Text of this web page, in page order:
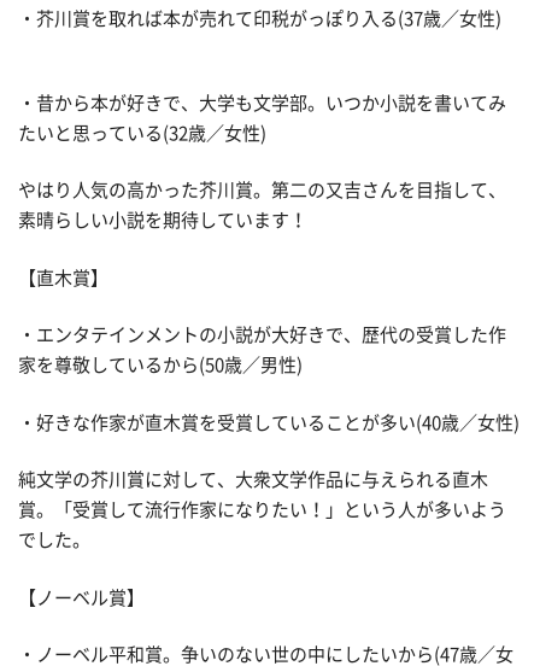
・芥川賞を取れば本が売れて印税がっぽり入る(37歳／女性)
・昔から本が好きで、大学も文学部。いつか小説を書いてみ
たいと思っている(32歳／女性)
やはり人気の高かった芥川賞。第二の又吉さんを目指して、
素晴らしい小説を期待しています！
【直木賞】
・エンタテインメントの小説が大好きで、歴代の受賞した作
家を尊敬しているから(50歳／男性)
・好きな作家が直木賞を受賞していることが多い(40歳／女性)
純文学の芥川賞に対して、大衆文学作品に与えられる直木
賞。「受賞して流行作家になりたい！」という人が多いよう
でした。
【ノーベル賞】
・ノーベル平和賞。争いのない世の中にしたいから(47歳／女